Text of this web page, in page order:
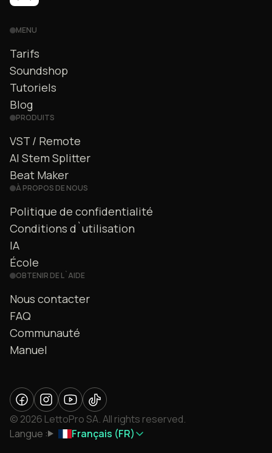
MENU
Tarifs
Soundshop
Tutoriels
Blog
PRODUITS
VST / Remote
AI Stem Splitter
Beat Maker
À PROPOS DE NOUS
Politique de confidentialité
Conditions d`utilisation
IA
École
OBTENIR DE L`AIDE
Nous contacter
FAQ
Communauté
Manuel
© 2026 LettoPro SA. All rights reserved.
Langue :
Français (FR)